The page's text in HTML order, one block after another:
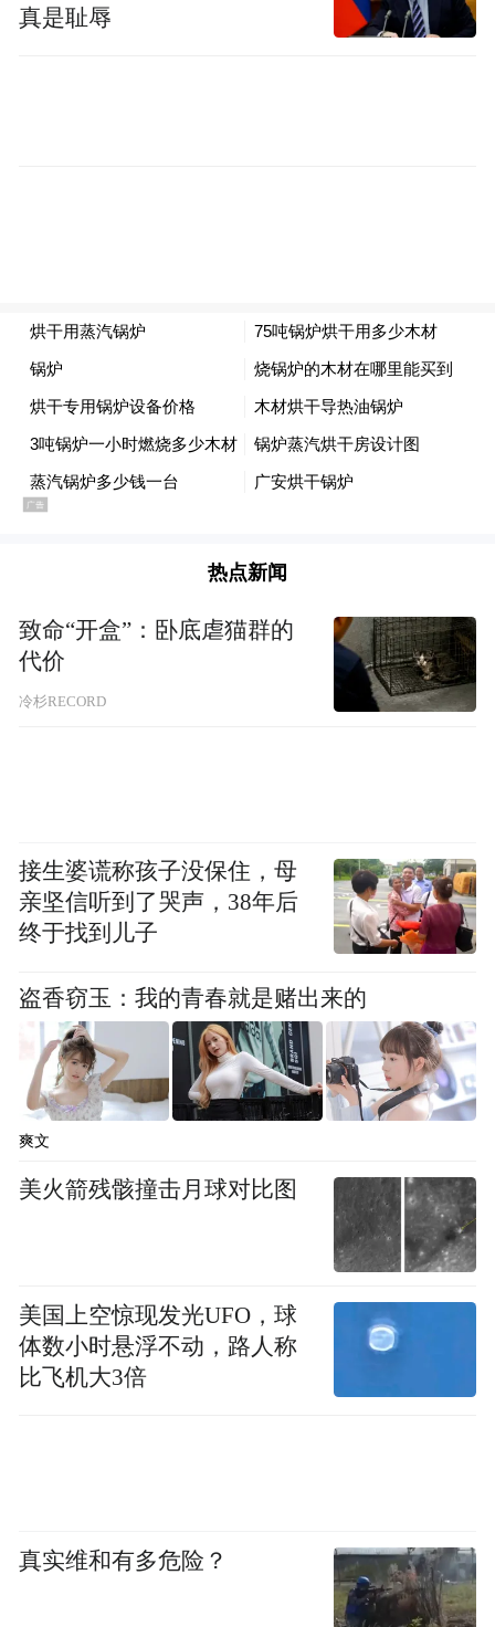
第二站，参访团来到松山湖科学城展览馆。
巨大的沙盘、翔实的数据、前沿的科技成
果，向侨商们勾勒出东莞从“世界工厂”向“创
新之都”蝶变的全景图。
“东莞制造业的完善程度，是欧洲、美国无法
物流有限公司董事长戴建星在参观后直言。
他特别强调，东莞企业出海中东、欧洲，不
能盲目建厂，而应“先销售、再扎根”——先
戴建星还从物流与市场的角度，给东莞智造
提了一个真诚建议：“要把质量做好，让老外
用五年不坏，然后我们用技术迭代让他们主
动升级，而不是靠维修赚钱。”他认为，东莞
智能制造已经具备全球竞争力，下一步关键
是提升品牌形象，精准对接海外消费者的心
通过实地走访，从厚街的智能工厂到松山湖
的科创高地，侨商们看到了一个立体、生动
真是耻辱
热点新闻
致命“开盒”：卧底虐猫群的
代价
冷杉RECORD
接生婆谎称孩子没保住，母
亲坚信听到了哭声，38年后
终于找到儿子
盗香窃玉：我的青春就是赌出来的
爽文
美火箭残骸撞击月球对比图
美国上空惊现发光UFO，球
体数小时悬浮不动，路人称
比飞机大3倍
真实维和有多危险？